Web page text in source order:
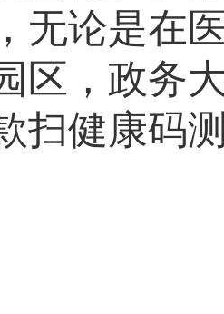
无论是在
区，政务
扫健康码